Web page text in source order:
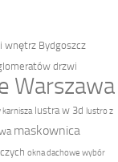
wnętrz Bydgoszcz
drzwi
Warszawa
karnisza lustra w 3d lustro z
maskownica
okna dachowe wybór